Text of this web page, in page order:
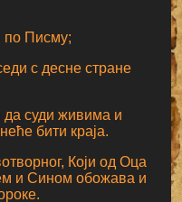
по Писму;
с десне стране
да суди живима и
бити краја.
Који од Оца
и Сином обожава и